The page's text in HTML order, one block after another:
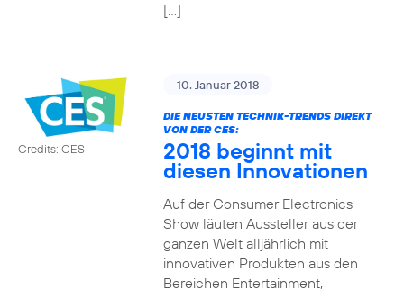
[…]
Credits: CES
10. Januar 2018
DIE NEUSTEN TECHNIK-TRENDS DIREKT
VON DER CES:
2018 beginnt mit
diesen Innovationen
Auf der Consumer Electronics
Show läuten Aussteller aus der
ganzen Welt alljährlich mit
innovativen Produkten aus den
Bereichen Entertainment,